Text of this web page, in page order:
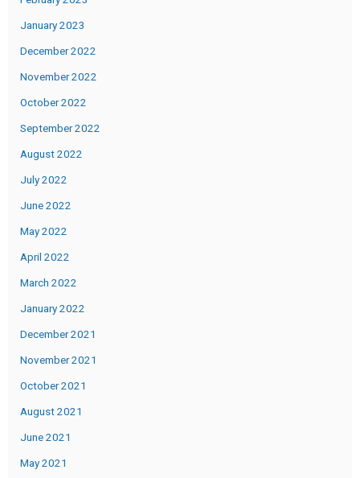
January 2023
December 2022
November 2022
October 2022
September 2022
August 2022
July 2022
June 2022
May 2022
April 2022
March 2022
January 2022
December 2021
November 2021
October 2021
August 2021
June 2021
May 2021